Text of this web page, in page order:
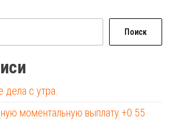
Поиск
дела с утра.
моментальную выплату +0.55